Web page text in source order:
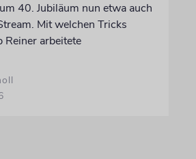
40. Jubiläum nun etwa auch
Mit welchen Tricks
Reiner arbeitete